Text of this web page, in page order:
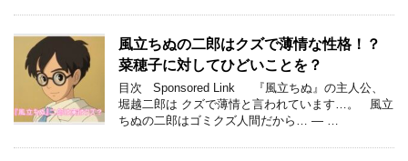
風立ちぬの二郎はクズで薄情な性格！？
菜穂子に対してひどいことを？
目次 Sponsored Link 『風立ちぬ』の主人公、
堀越二郎は クズで薄情と言われています…。 風立
ちぬの二郎はゴミクズ人間だから… — …